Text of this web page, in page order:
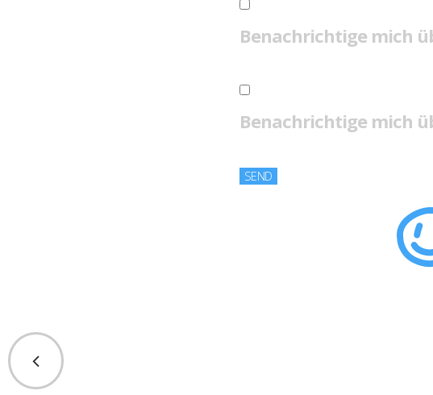
Benachrichtige mich
Benachrichtige mich